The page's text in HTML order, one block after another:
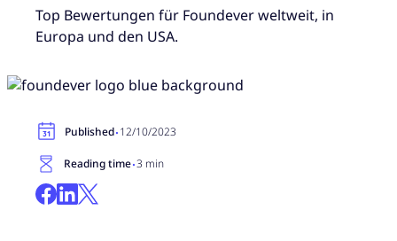
Top Bewertungen für Foundever weltweit, in
Europa und den USA.
Published·12/10/2023
Reading time·3 min